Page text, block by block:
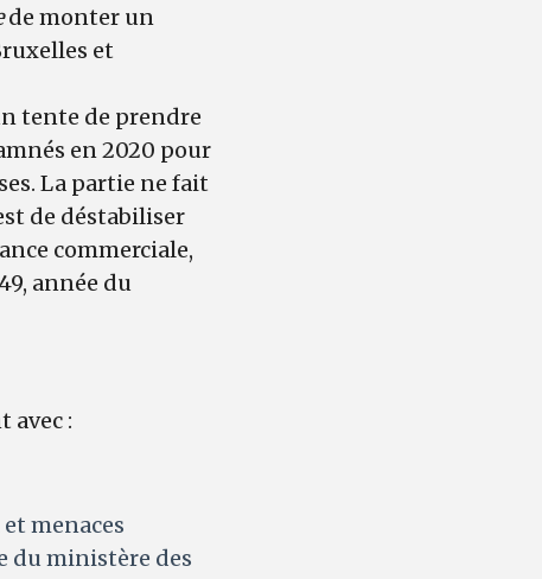
de monter un
et
tente de prendre
en 2020 pour
La partie ne fait
de déstabiliser
commerciale,
année du
avec :
menaces
du ministère des